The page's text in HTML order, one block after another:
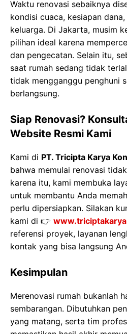
Waktu renovasi sebaiknya
kondisi cuaca, kesiapan
keluarga. Di Jakarta, musim
pilihan ideal karena
dan pengecatan. Selain itu,
saat rumah sedang tidak
tidak mengganggu penghuni
berlangsung.
Siap Renovasi?
Website Resmi Kami
Kami di PT. Tricipta Karya
bahwa memulai renovasi
karena itu, kami membuka
untuk membantu Anda
perlu dipersiapkan. Silakan
kami di 👉
referensi proyek, layanan
kontak yang bisa langsung
Kesimpulan
Merenovasi rumah bukanlah
sembarangan. Dibutuhkan
yang matang, serta tim